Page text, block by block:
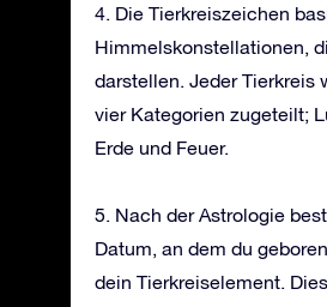
4. Die Tierkreiszeichen
Himmelskonstellationen,
darstellen. Jeder Tierkreis
vier Kategorien zugeteilt;
Erde und Feuer.
5. Nach der Astrologie
Datum, an dem du
dein Tierkreiselement.